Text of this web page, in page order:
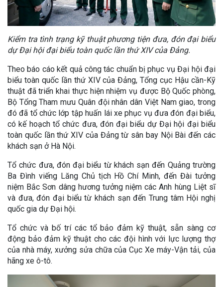
Kiểm tra tình trạng kỹ thuật phương tiện đưa, đón đại biểu
dự Đại hội đại biểu toàn quốc lần thứ XIV của Đảng.
Theo báo cáo kết quả công tác chuẩn bị phục vụ Đại hội đại
biểu toàn quốc lần thứ XIV của Đảng, Tổng cục Hậu cần-Kỹ
thuật đã triển khai thực hiện nhiệm vụ được Bộ Quốc phòng,
Bộ Tổng Tham mưu Quân đội nhân dân Việt Nam giao, trong
đó đã tổ chức lớp tập huấn lái xe phục vụ đưa đón đại biểu,
có kế hoạch tổ chức đưa, đón đại biểu dự Đại hội đại biểu
toàn quốc lần thứ XIV của Đảng từ sân bay Nội Bài đến các
khách sạn ở Hà Nội.
Tổ chức đưa, đón đại biểu từ khách sạn đến Quảng trường
Ba Đình viếng Lăng Chủ tịch Hồ Chí Minh, đến Đài tưởng
niệm Bắc Sơn dâng hương tưởng niệm các Anh hùng Liệt sĩ
và đưa, đón đại biểu từ khách sạn đến Trung tâm Hội nghị
quốc gia dự Đại hội.
Tổ chức và bố trí các tổ bảo đảm kỹ thuật, sẵn sàng cơ
động bảo đảm kỹ thuật cho các đội hình với lực lượng thợ
của nhà máy, xưởng sửa chữa của Cục Xe máy-Vận tải, của
hãng xe ô-tô.